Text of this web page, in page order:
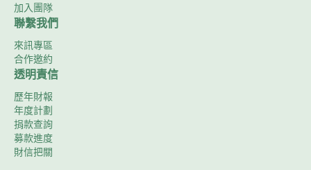
加入團隊
聯繫我們
來訊專區
合作邀約
透明責信
歷年財報
年度計劃
捐款查詢
募款進度
財信把關